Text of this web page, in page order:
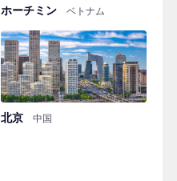
ホーチミン ベトナム
北京 中国